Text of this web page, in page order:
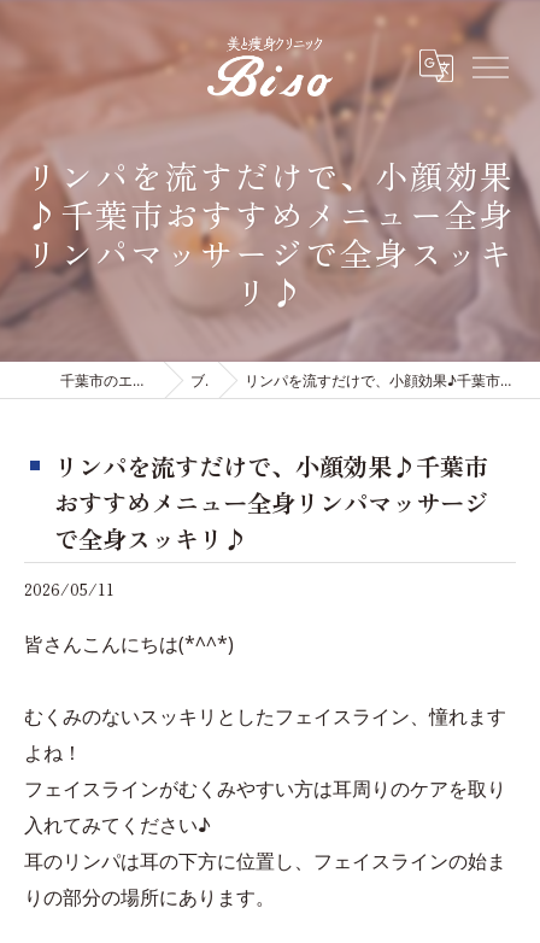
リンパを流すだけで、小顔効果
♪千葉市おすすめメニュー全身
リンパマッサージで全身スッキ
リ♪
千葉市のエステは有限会社ビソウ ブログ リンパを流すだけで、小顔効果♪千葉市おすすめメニュー全身リンパマッサージで全身スッキリ♪
リンパを流すだけで、小顔効果♪千葉市
おすすめメニュー全身リンパマッサージ
で全身スッキリ♪
2026/05/11
皆さんこんにちは(*^^*)
むくみのないスッキリとしたフェイスライン、憧れます
よね！
フェイスラインがむくみやすい方は耳周りのケアを取り
入れてみてください♪
耳のリンパは耳の下方に位置し、フェイスラインの始ま
りの部分の場所にあります。